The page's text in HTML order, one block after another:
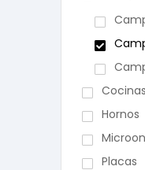
Hornos
Placas